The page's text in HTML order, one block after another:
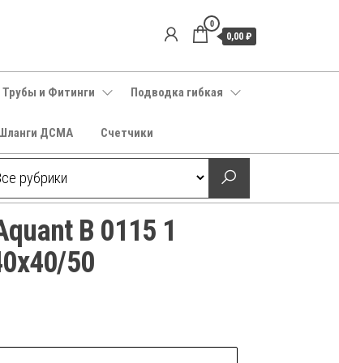
0
0,00 ₽
Трубы и Фитинги Подводка гибкая
ДСМА Счетчики
В 0115 1
50